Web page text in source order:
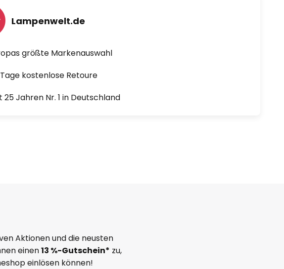
Lampenwelt.de
größte Markenauswahl
kostenlose Retoure
25 Jahren Nr. 1 in Deutschland
Aktionen und die neusten
einen13 %-Gutschein* zu,
einlösen können!